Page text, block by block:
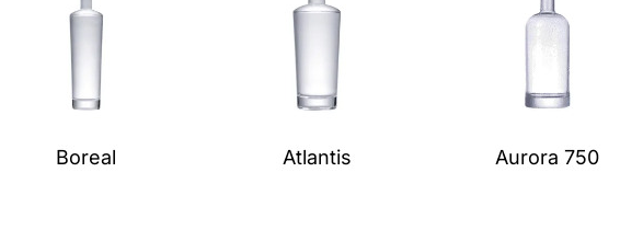
Boreal Atlantis Aurora 750